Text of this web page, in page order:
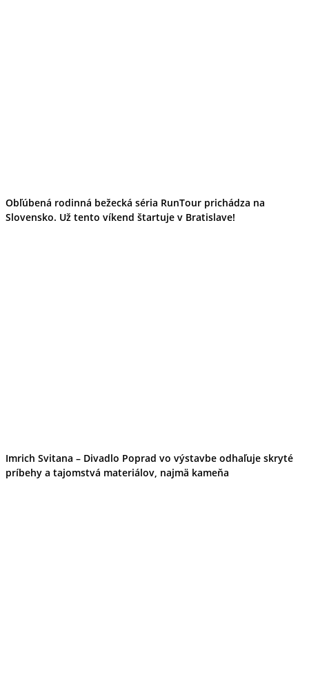
Obľúbená rodinná bežecká séria RunTour prichádza na
Slovensko. Už tento víkend štartuje v Bratislave!
Imrich Svitana – Divadlo Poprad vo výstavbe odhaľuje skryté
príbehy a tajomstvá materiálov, najmä kameňa